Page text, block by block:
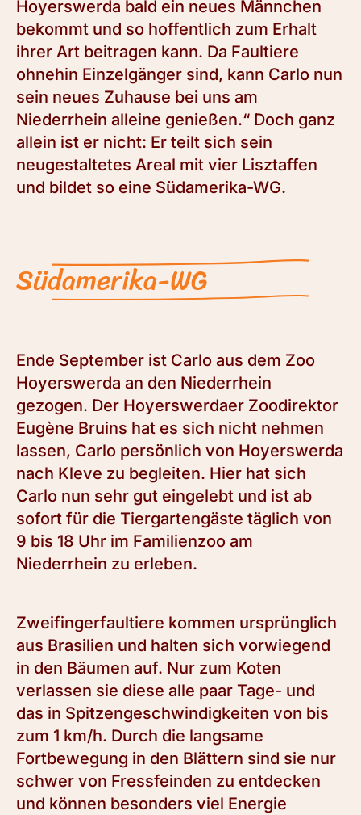
Hoyerswerda bald ein neues Männchen
bekommt und so hoffentlich zum Erhalt
ihrer Art beitragen kann. Da Faultiere
ohnehin Einzelgänger sind, kann Carlo nun
sein neues Zuhause bei uns am
Niederrhein alleine genießen.“ Doch ganz
allein ist er nicht: Er teilt sich sein
neugestaltetes Areal mit vier Lisztaffen
und bildet so eine Südamerika-WG.
Südamerika-WG
Ende September ist Carlo aus dem Zoo
Hoyerswerda an den Niederrhein
gezogen. Der Hoyerswerdaer Zoodirektor
Eugène Bruins hat es sich nicht nehmen
lassen, Carlo persönlich von Hoyerswerda
nach Kleve zu begleiten. Hier hat sich
Carlo nun sehr gut eingelebt und ist ab
sofort für die Tiergartengäste täglich von
9 bis 18 Uhr im Familienzoo am
Niederrhein zu erleben.
Zweifingerfaultiere kommen ursprünglich
aus Brasilien und halten sich vorwiegend
in den Bäumen auf. Nur zum Koten
verlassen sie diese alle paar Tage- und
das in Spitzengeschwindigkeiten von bis
zum 1 km/h. Durch die langsame
Fortbewegung in den Blättern sind sie nur
schwer von Fressfeinden zu entdecken
und können besonders viel Energie